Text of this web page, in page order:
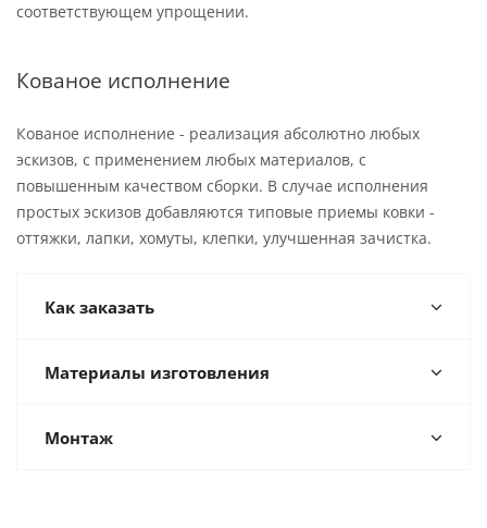
соответствующем упрощении.
Кованое исполнение
Кованое исполнение - реализация абсолютно любых
эскизов, с применением любых материалов, с
повышенным качеством сборки. В случае исполнения
простых эскизов добавляются типовые приемы ковки -
оттяжки, лапки, хомуты, клепки, улучшенная зачистка.
Как заказать
Материалы изготовления
Монтаж